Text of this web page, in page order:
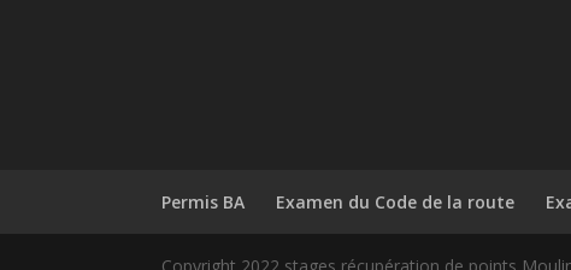
Permis BA Examen du Code de la route